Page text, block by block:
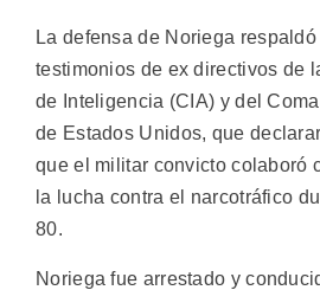
La defensa de Noriega
testimonios de ex directivos de
de Inteligencia (CIA) y del
de Estados Unidos, que
que el militar convicto colaboró
la lucha contra el narcotráfico
80.
Noriega fue arrestado y